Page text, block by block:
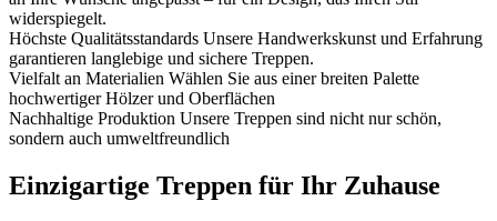
widerspiegelt.
Höchste Qualitätsstandards Unsere Handwerkskunst und Erfahrung
garantieren langlebige und sichere Treppen.
Vielfalt an Materialien Wählen Sie aus einer breiten Palette
hochwertiger Hölzer und Oberflächen
Nachhaltige Produktion Unsere Treppen sind nicht nur schön,
sondern auch umweltfreundlich
Einzigartige Treppen für Ihr Zuhause